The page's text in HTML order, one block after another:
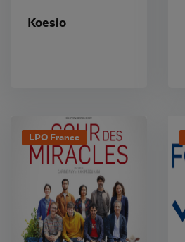
Koesio
LPO France